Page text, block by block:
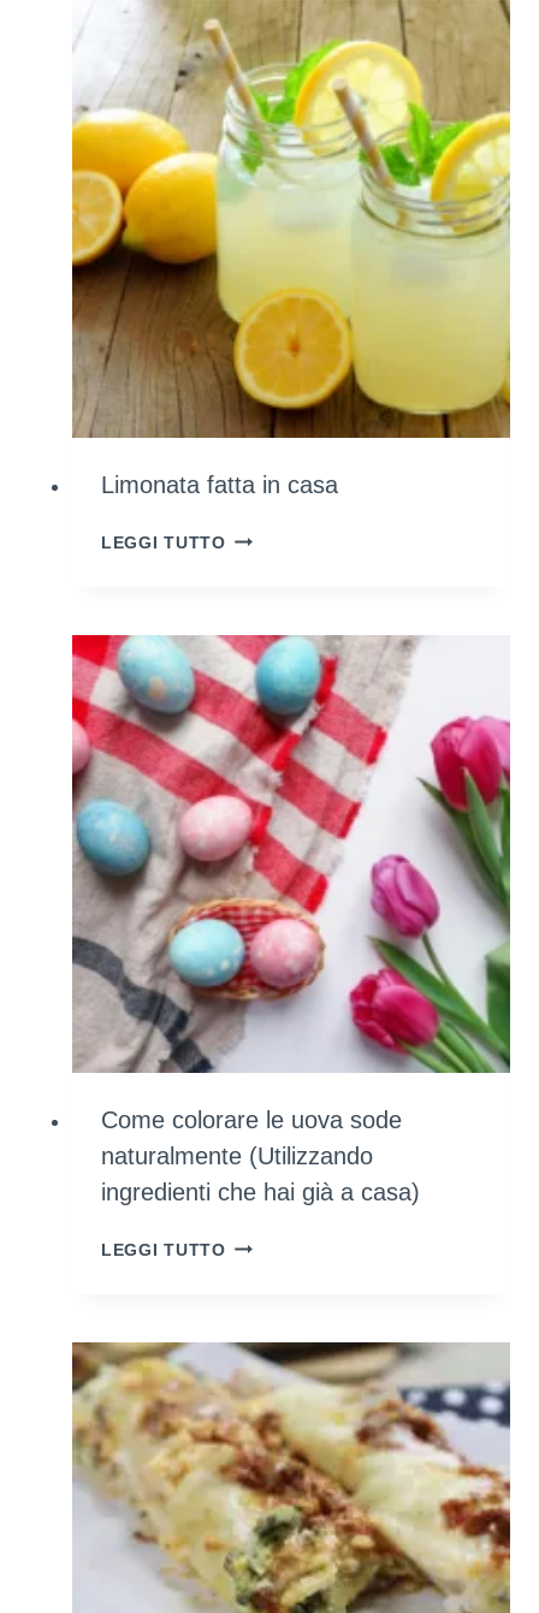
Limonata fatta in casa
LEGGI TUTTOLIMONATA
Come colorare le uova sode
naturalmente (Utilizzando
ingredienti che hai già a casa)
LEGGI TUTTOCOME
SODE
NATURALMENTE
(UTILIZZANDO
INGREDIENTI
CHE
HAI
GIÀ
A
CASA)